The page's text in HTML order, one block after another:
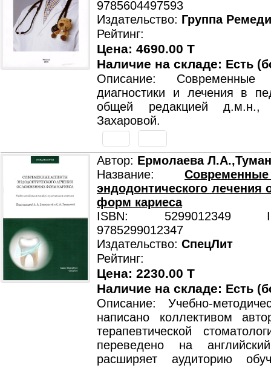
9785604497593
Издательство: Группа
Рейтинг:
Цена: 4690.00 T
Наличие на складе: Есть
Описание: Современные
диагностики и лечения в
общей редакцией
Захаровой.
Автор: Ермолаева
Название:
эндодонтического лечения
форм кариеса
ISBN: 5299012349
9785299012347
Издательство: СпецЛит
Рейтинг:
Цена: 2230.00 T
Наличие на складе: Есть
Описание: Учебно-
написано коллективом
терапевтической
переведено на
расширяет аудиторию